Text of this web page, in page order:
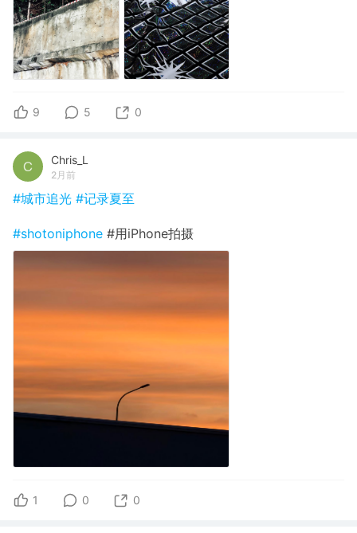
9 5 0
Chris_L
2月前
#城市追光 #记录夏至
#shotoniphone #用iPhone拍摄
1 0 0